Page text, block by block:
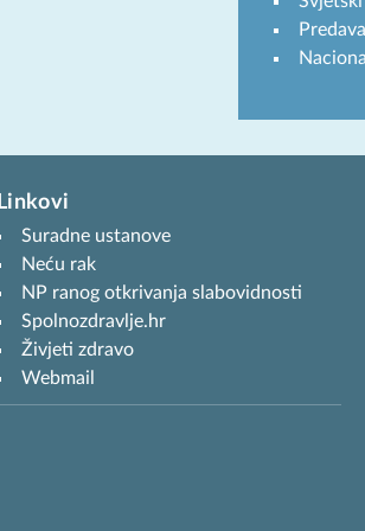
Linkovi
Suradne ustanove
Neću rak
NP ranog otkrivanja slabovidnosti
Spolnozdravlje.hr
Živjeti zdravo
Webmail